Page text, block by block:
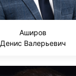
Аширов
Денис Валерьевич